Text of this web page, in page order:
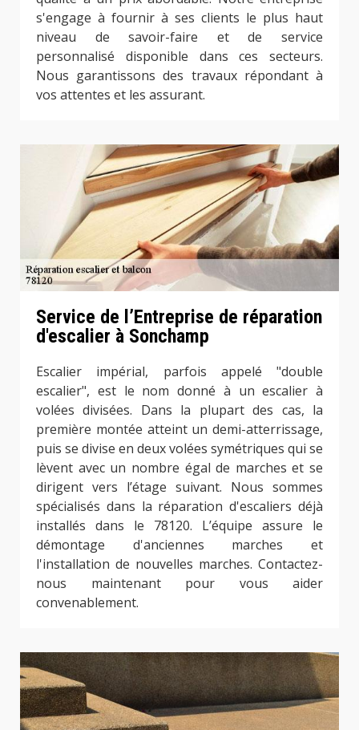
s'engage à fournir à ses clients le plus haut
niveau de savoir-faire et de service
personnalisé disponible dans ces secteurs.
Nous garantissons des travaux répondant à
vos attentes et les assurant.
Service de l’Entreprise de réparation
d'escalier à Sonchamp
Escalier impérial, parfois appelé "double
escalier", est le nom donné à un escalier à
volées divisées. Dans la plupart des cas, la
première montée atteint un demi-atterrissage,
puis se divise en deux volées symétriques qui se
lèvent avec un nombre égal de marches et se
dirigent vers l’étage suivant. Nous sommes
spécialisés dans la réparation d'escaliers déjà
installés dans le 78120. L’équipe assure le
démontage d'anciennes marches et
l'installation de nouvelles marches. Contactez-
nous maintenant pour vous aider
convenablement.